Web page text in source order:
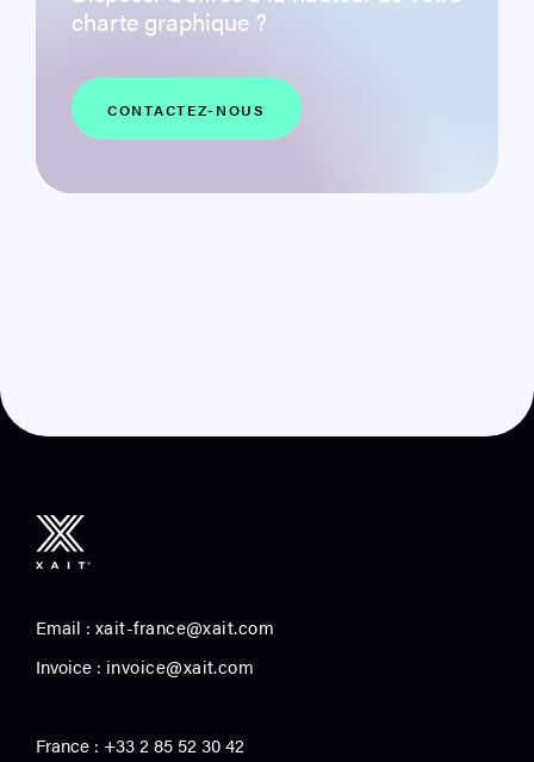
charte graphique ?
CONTACTEZ-NOUS
Email : xait-france@xait.com
Invoice : invoice@xait.com
France : +33 2 85 52 30 42